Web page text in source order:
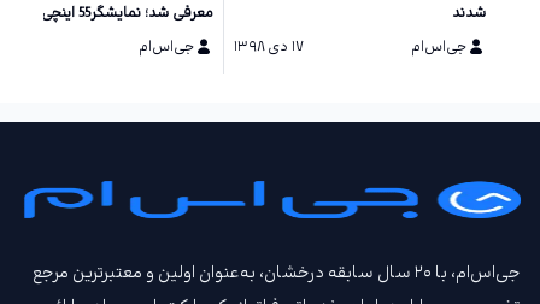
شدند
جی‌اس‌ام
۱۷ دی ۱۳۹۸
رزولوشن 4K
جی‌اس‌ام
جی‌اس‌ام، با ۲۰ سال سابقه درخشان، به‌عنوان اولین و معتبرترین مرجع